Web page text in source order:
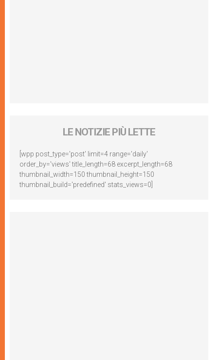
LE NOTIZIE PIÙ LETTE
[wpp post_type='post' limit=4 range='daily'
order_by='views' title_length=68 excerpt_length=68
thumbnail_width=150 thumbnail_height=150
thumbnail_build='predefined' stats_views=0]